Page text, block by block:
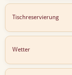
Tischreservierung
Wetter